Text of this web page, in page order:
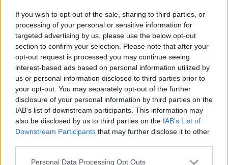
If you wish to opt-out of the sale, sharing to third parties, or
processing of your personal or sensitive information for
targeted advertising by us, please use the below opt-out
section to confirm your selection. Please note that after your
opt-out request is processed you may continue seeing
interest-based ads based on personal information utilized by
us or personal information disclosed to third parties prior to
your opt-out. You may separately opt-out of the further
disclosure of your personal information by third parties on the
IAB’s list of downstream participants. This information may
also be disclosed by us to third parties on the IAB’s List of
Downstream Participants that may further disclose it to other
Personal Data Processing Opt Outs
κατανάλωση λιπαρών τροφών,την
παχυσαρκία,τοκάπνισμα,την
κατανάλωση αλκοόλή τηνέλλειψη
φυσικής δραστηριότητας.Μπορεί
επίσης να είναικληρονομική.
Συνήθως, η υψηλή χοληστερόλη δεν
παρουσιάζει συμπτώματα, οπότε ο
μόνος τρόπος για να μάθετε αν την έχετε